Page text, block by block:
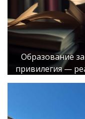
Образование
привилегия —